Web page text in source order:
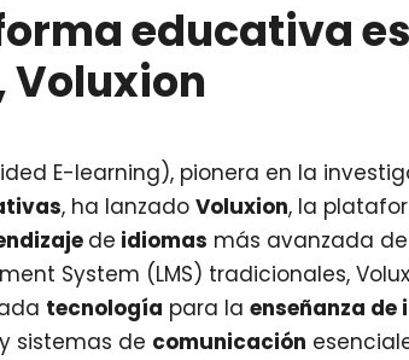
educativa
Voluxion
E-learning), pionera en la
, ha lanzadoVoluxion, la
de idiomas más avanzada
System (LMS) tradicionales,
tecnología para laenseñanza de
y sistemas de comunicación